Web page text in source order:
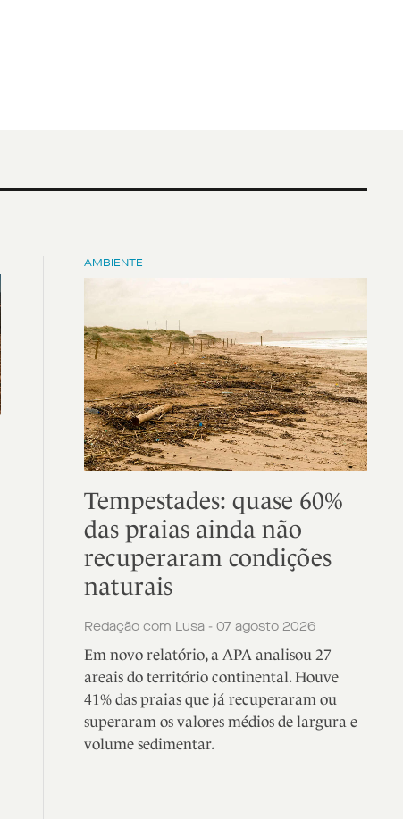
AMBIENTE
Tempestades: quase 60%
das praias ainda não
recuperaram condições
naturais
Redação com Lusa - 07 agosto 2026
Em novo relatório, a APA analisou 27
areais do território continental. Houve
41% das praias que já recuperaram ou
superaram os valores médios de largura e
volume sedimentar.